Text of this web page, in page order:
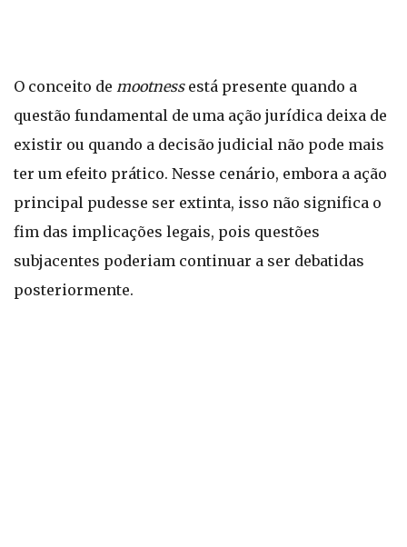
O conceito de mootnessestá presente quando a
questão fundamental de uma ação jurídica deixa de
existir ou quando a decisão judicial não pode mais
ter um efeito prático. Nesse cenário, embora a ação
principal pudesse ser extinta, isso não significa o
fim das implicações legais, pois questões
subjacentes poderiam continuar a ser debatidas
posteriormente.